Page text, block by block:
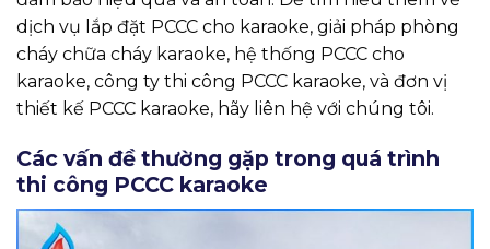
dịch vụ lắp đặt PCCC cho karaoke, giải pháp phòng
cháy chữa cháy karaoke, hệ thống PCCC cho
karaoke, công ty thi công PCCC karaoke, và đơn vị
thiết kế PCCC karaoke, hãy liên hệ với chúng tôi.
Các vấn đề thường gặp trong quá trình
thi công PCCC karaoke